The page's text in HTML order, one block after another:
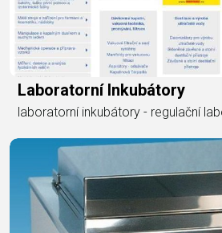
Laboratorní Inkubátory
laboratorní inkubátory - regulační